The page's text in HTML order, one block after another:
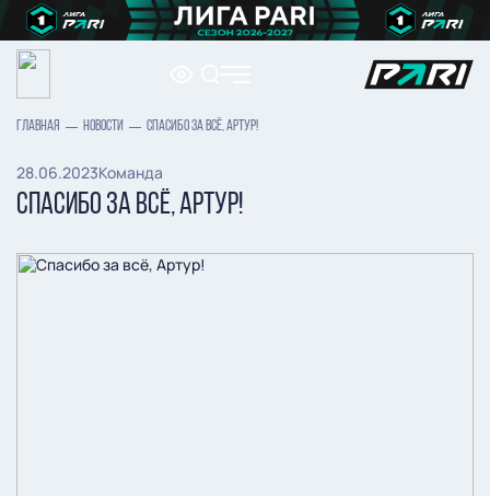
ГЛАВНАЯ НОВОСТИ СПАСИБО ЗА ВСЁ, АРТУР!
28.06.2023Команда
СПАСИБО ЗА ВСЁ, АРТУР!